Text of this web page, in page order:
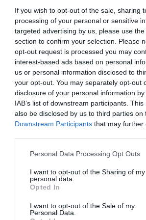
If you wish to opt-out of the sale, sharing
processing of your personal or sensitive
targeted advertising by us, please use
section to confirm your selection. Please
opt-out request is processed you may
interest-based ads based on personal
us or personal information disclosed to
your opt-out. You may separately opt-out
disclosure of your personal information
IAB’s list of downstream participants.
also be disclosed by us to third parties on
Downstream Participants that may further
Personal Data Processing Opt Outs
I want to opt-out of the Sharing of my
personal data.
Opted In
I want to opt-out of the Sale of my
Personal Data.
θέα της ακτογραμμής από το
-Τι είναι αυτό που σου λείπει
Καλαμάτα;
Γεννήθηκα και μεγάλωσα στην
Καλαμάτας, στην οδό Κορώνης.
τριγυρνούσα μεταξύ του Εθνικού
τρέξιμο, άλλοτε για τους αγώνες
της ΓΕΜ), του Γυμνασίου/Λυκείου
οποία αποφοίτησα το 2005/2008)
παίζω σκάκι και να σκέφτομαι
κυρίως ειπείν Καλαμάτα ανέβαινα
για να δω σινεμά, διαφορετικά
παραξενιά μου και με πείραζαν ότι